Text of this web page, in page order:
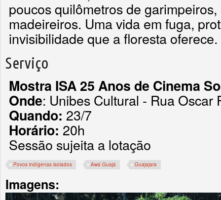
poucos quilômetros de
madeireiros. Uma vida em fuga,
invisibilidade que a floresta oferece.
Serviço
Mostra ISA 25 Anos de Cinema
Onde: Unibes Cultural - Rua Oscar
Quando: 23/7
Horário: 20h
Sessão sujeita a lotação
Povos indígenas isolados Awá Guajá Guajajara
Imagens: